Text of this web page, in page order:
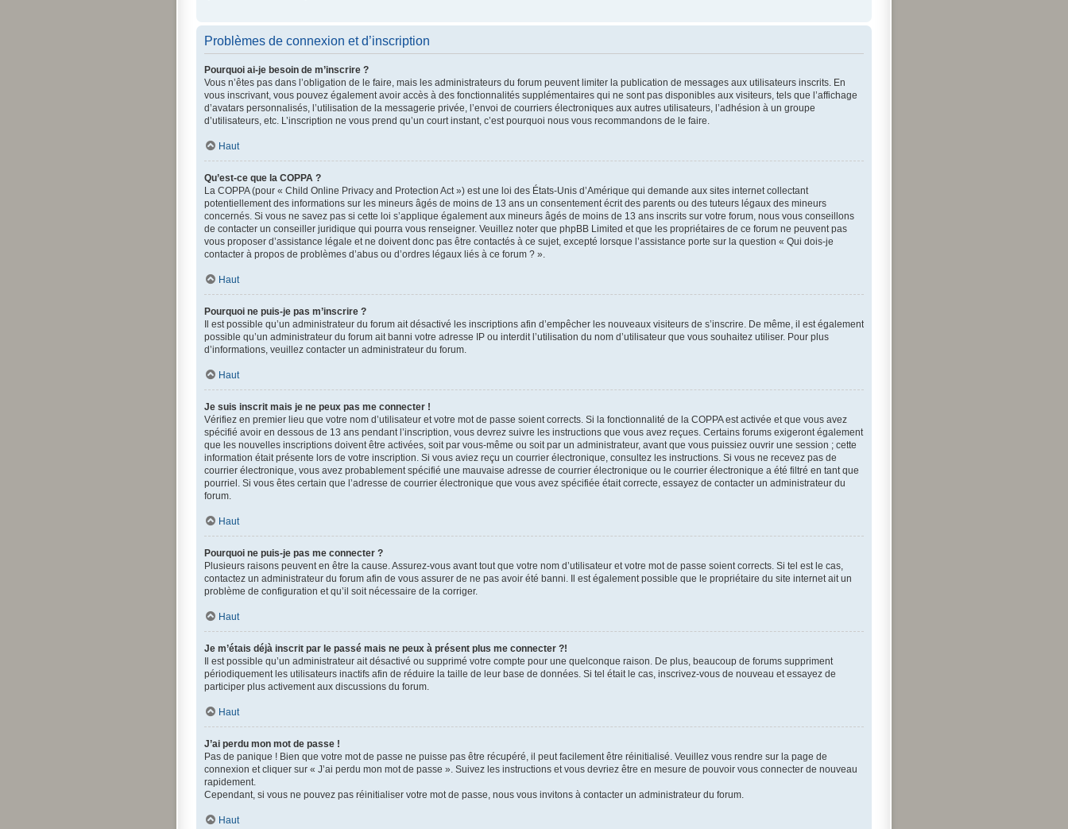
Problèmes de connexion et d’inscription
Pourquoi ai-je besoin de m’inscrire ?
Vous n’êtes pas dans l’obligation de le faire, mais les administrateurs du forum peuvent limiter la publication de messages aux utilisateurs inscrits. En
vous inscrivant, vous pouvez également avoir accès à des fonctionnalités supplémentaires qui ne sont pas disponibles aux visiteurs, tels que l’affichage
d’avatars personnalisés, l’utilisation de la messagerie privée, l’envoi de courriers électroniques aux autres utilisateurs, l’adhésion à un groupe
d’utilisateurs, etc. L’inscription ne vous prend qu’un court instant, c’est pourquoi nous vous recommandons de le faire.
Haut
Qu’est-ce que la COPPA ?
La COPPA (pour « Child Online Privacy and Protection Act ») est une loi des États-Unis d’Amérique qui demande aux sites internet collectant
potentiellement des informations sur les mineurs âgés de moins de 13 ans un consentement écrit des parents ou des tuteurs légaux des mineurs
concernés. Si vous ne savez pas si cette loi s’applique également aux mineurs âgés de moins de 13 ans inscrits sur votre forum, nous vous conseillons
de contacter un conseiller juridique qui pourra vous renseigner. Veuillez noter que phpBB Limited et que les propriétaires de ce forum ne peuvent pas
vous proposer d’assistance légale et ne doivent donc pas être contactés à ce sujet, excepté lorsque l’assistance porte sur la question « Qui dois-je
contacter à propos de problèmes d’abus ou d’ordres légaux liés à ce forum ? ».
Haut
Pourquoi ne puis-je pas m’inscrire ?
Il est possible qu’un administrateur du forum ait désactivé les inscriptions afin d’empêcher les nouveaux visiteurs de s’inscrire. De même, il est également
possible qu’un administrateur du forum ait banni votre adresse IP ou interdit l’utilisation du nom d’utilisateur que vous souhaitez utiliser. Pour plus
d’informations, veuillez contacter un administrateur du forum.
Haut
Je suis inscrit mais je ne peux pas me connecter !
Vérifiez en premier lieu que votre nom d’utilisateur et votre mot de passe soient corrects. Si la fonctionnalité de la COPPA est activée et que vous avez
spécifié avoir en dessous de 13 ans pendant l’inscription, vous devrez suivre les instructions que vous avez reçues. Certains forums exigeront également
que les nouvelles inscriptions doivent être activées, soit par vous-même ou soit par un administrateur, avant que vous puissiez ouvrir une session ; cette
information était présente lors de votre inscription. Si vous aviez reçu un courrier électronique, consultez les instructions. Si vous ne recevez pas de
courrier électronique, vous avez probablement spécifié une mauvaise adresse de courrier électronique ou le courrier électronique a été filtré en tant que
pourriel. Si vous êtes certain que l’adresse de courrier électronique que vous avez spécifiée était correcte, essayez de contacter un administrateur du
forum.
Haut
Pourquoi ne puis-je pas me connecter ?
Plusieurs raisons peuvent en être la cause. Assurez-vous avant tout que votre nom d’utilisateur et votre mot de passe soient corrects. Si tel est le cas,
contactez un administrateur du forum afin de vous assurer de ne pas avoir été banni. Il est également possible que le propriétaire du site internet ait un
problème de configuration et qu’il soit nécessaire de la corriger.
Haut
Je m’étais déjà inscrit par le passé mais ne peux à présent plus me connecter ?!
Il est possible qu’un administrateur ait désactivé ou supprimé votre compte pour une quelconque raison. De plus, beaucoup de forums suppriment
périodiquement les utilisateurs inactifs afin de réduire la taille de leur base de données. Si tel était le cas, inscrivez-vous de nouveau et essayez de
participer plus activement aux discussions du forum.
Haut
J’ai perdu mon mot de passe !
Pas de panique ! Bien que votre mot de passe ne puisse pas être récupéré, il peut facilement être réinitialisé. Veuillez vous rendre sur la page de
connexion et cliquer sur « J’ai perdu mon mot de passe ». Suivez les instructions et vous devriez être en mesure de pouvoir vous connecter de nouveau
rapidement.
Cependant, si vous ne pouvez pas réinitialiser votre mot de passe, nous vous invitons à contacter un administrateur du forum.
Haut